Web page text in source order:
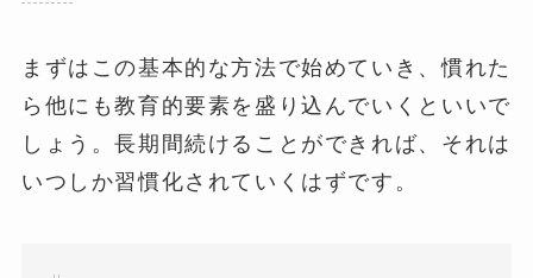
まずはこの基本的な方法で始めていき、慣れた
ら他にも教育的要素を盛り込んでいくといいで
しょう。長期間続けることができれば、それは
いつしか習慣化されていくはずです。